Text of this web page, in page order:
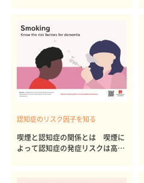
認知症のリスク因子を知る
喫煙と認知症の関係とは 喫煙に
よって認知症の発症リスクは高ま